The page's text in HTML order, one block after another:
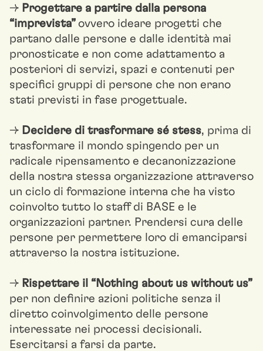
→ Progettare a partire dalla persona
“imprevista” ovvero ideare progetti che
partano dalle persone e dalle identità mai
pronosticate e non come adattamento a
posteriori di servizi, spazi e contenuti per
specifici gruppi di persone che non erano
stati previsti in fase progettuale.
→ Decidere di trasformare sé stess, prima di
trasformare il mondo spingendo per un
radicale ripensamento e decanonizzazione
della nostra stessa organizzazione attraverso
un ciclo di formazione interna che ha visto
coinvolto tutto lo staff di BASE e le
organizzazioni partner. Prendersi cura delle
persone per permettere loro di emanciparsi
attraverso la nostra istituzione.
→ Rispettare il “Nothing about us without us”
per non definire azioni politiche senza il
diretto coinvolgimento delle persone
interessate nei processi decisionali.
Esercitarsi a farsi da parte.